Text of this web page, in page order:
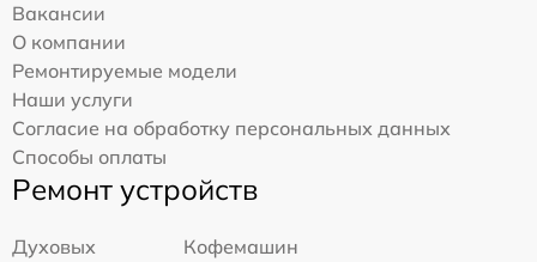
Вакансии
О компании
Ремонтируемые модели
Наши услуги
Согласие на обработку персональных данных
Способы оплаты
Ремонт устройств
Духовых
Кофемашин